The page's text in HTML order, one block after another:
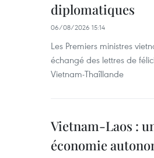
diplomatiques
06/08/2026 15:14
Les Premiers ministres
échangé des lettres de
Vietnam-Thaîllande
Vietnam-Laos :
économie